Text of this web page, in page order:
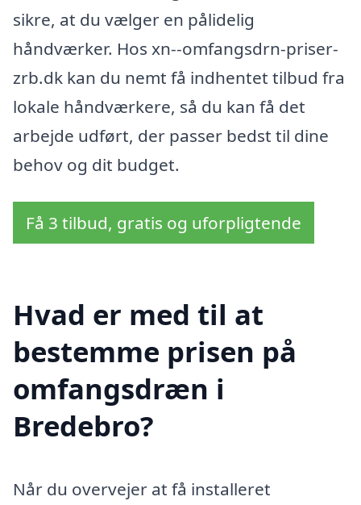
sikre, at du vælger en pålidelig
håndværker. Hos xn--omfangsdrn-priser-
zrb.dk kan du nemt få indhentet tilbud fra
lokale håndværkere, så du kan få det
arbejde udført, der passer bedst til dine
behov og dit budget.
Få 3 tilbud, gratis og uforpligtende
Hvad er med til at
bestemme prisen på
omfangsdræn i
Bredebro?
Når du overvejer at få installeret